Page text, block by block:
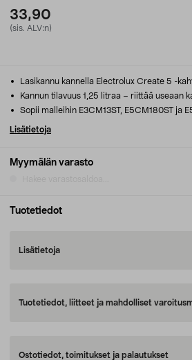
33,90
(sis. ALV:n)
Myymälän varasto
Lasikannu kannella Electrolux Create 5 -
Kannun tilavuus 1,25 litraa – riittää useaan
Sopii malleihin E3CM13ST, E5CM180ST ja
Lisätietoja
Tuotetiedot
Lisätietoja
Tuotetiedot, liitteet ja mahdolliset
Ostotiedot, toimitukset ja palautukset